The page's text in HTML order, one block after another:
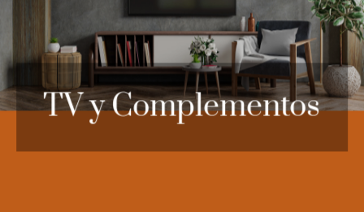
TV y Complementos